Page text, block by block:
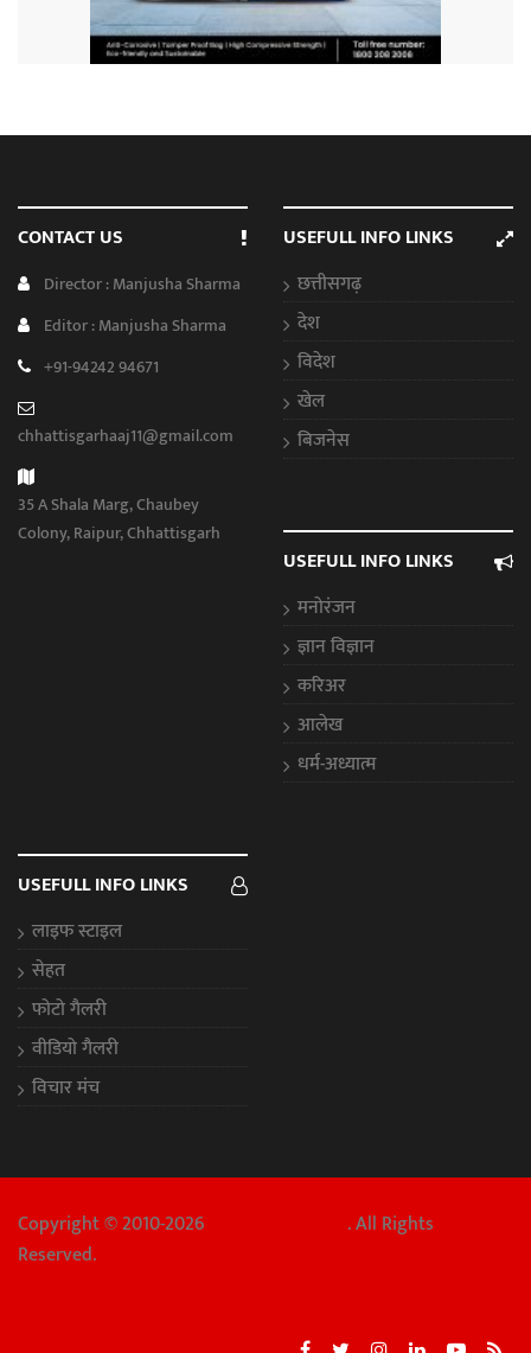
CONTACT US
Director : Manjusha Sharma
Editor : Manjusha Sharma
+91-94242 94671
chhattisgarhaaj11@gmail.com
35 A Shala Marg, Chaubey
Colony, Raipur, Chhattisgarh
USEFULL INFO LINKS
छत्तीसगढ़
देश
विदेश
खेल
बिजनेस
USEFULL INFO LINKS
मनोरंजन
ज्ञान विज्ञान
करिअर
आलेख
धर्म-अध्यात्म
USEFULL INFO LINKS
लाइफ स्टाइल
सेहत
फोटो गैलरी
वीडियो गैलरी
विचार मंच
Copyright © 2010-2026
. All Rights
Reserved.